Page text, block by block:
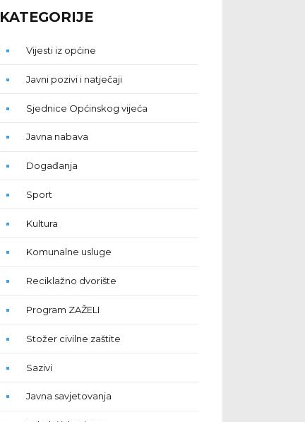
KATEGORIJE
Vijesti iz općine
Javni pozivi i natječaji
Sjednice Općinskog vijeća
Javna nabava
Događanja
Sport
Kultura
Komunalne usluge
Reciklažno dvorište
Program ZAŽELI
Stožer civilne zaštite
Sazivi
Javna savjetovanja